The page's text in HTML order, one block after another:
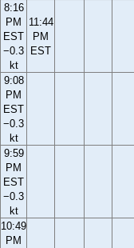
8:16
PM
EST
−0.3
kt
11:44
PM
EST
9:08
PM
EST
−0.3
kt
9:59
PM
EST
−0.3
kt
10:49
PM